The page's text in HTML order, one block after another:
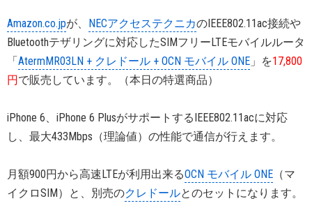
Amazon.co.jpが、 NECアクセステクニカのIEEE802.11ac接続や
Bluetoothテザリングに対応したSIMフリーLTEモバイルルータ
「AtermMR03LN + クレドール + OCN モバイル ONE 」を17,800
円で販売しています。（本日の特選商品）
iPhone 6、iPhone 6 PlusがサポートするIEEE802.11acに対応
し、最大433Mbps（理論値）の性能で通信が行えます。
月額900円から高速LTEが利用出来るOCN モバイル ONE （マ
イクロSIM）と、別売のクレドールとのセットになります。